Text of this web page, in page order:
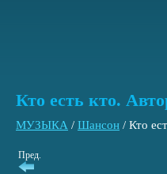
Кто есть кто.
МУЗЫКА / Шансон / Кто
Пред.